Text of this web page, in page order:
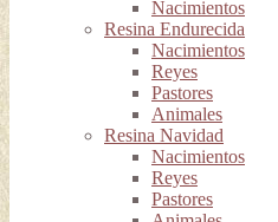
Nacimientos
Resina Endurecida
Nacimientos
Reyes
Pastores
Animales
Resina Navidad
Nacimientos
Reyes
Pastores